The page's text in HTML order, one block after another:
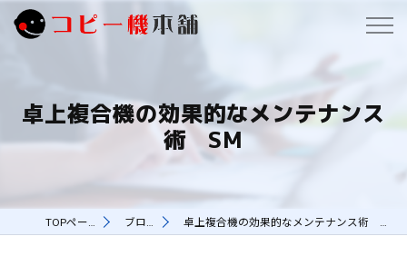
卓上複合機の効果的なメンテナンス
術 SM
TOPページ ブログ 卓上複合機の効果的なメンテナンス術 SM